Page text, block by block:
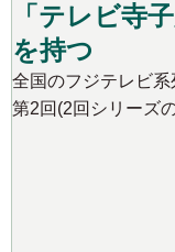
「テレビ寺
を持つ
全国のフジテレビ
第2回(2回シリーズ